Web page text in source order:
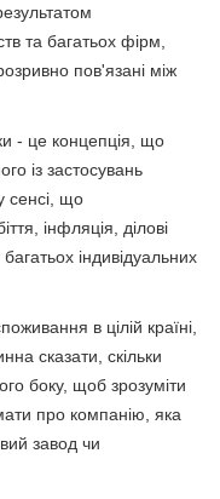
та багатьох фірм,
пов'язані між
- це концепція, що
із застосувань
сенсі, що
інфляція, ділові
індивідуальних
в цілій країні,
сказати, скільки
боку, щоб зрозуміти
про компанію, яка
завод чи